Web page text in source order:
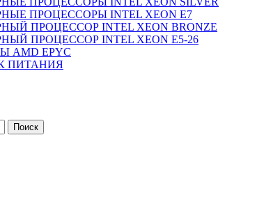
ПРОЦЕССОРЫ INTEL XEON Е7
ПРОЦЕССОР INTEL XEON BRONZE
ПРОЦЕССОР INTEL XEON Е5-26
AMD EPYC
ПИТАНИЯ
Поиск